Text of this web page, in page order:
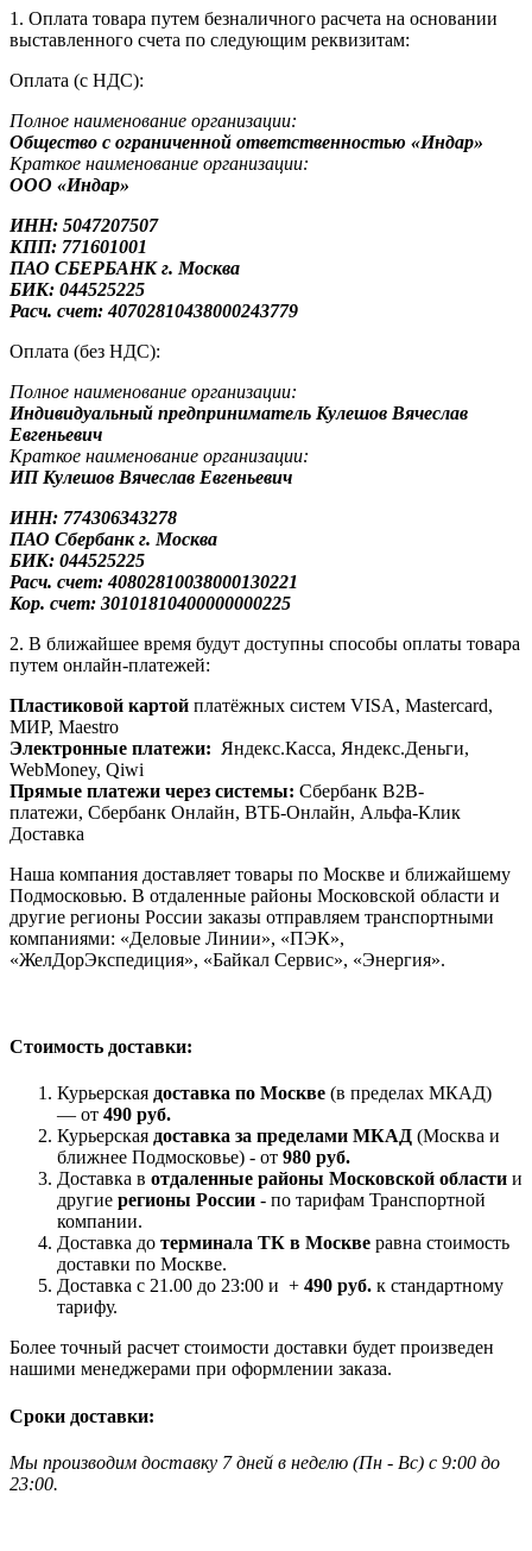
1. Оплата товара путем безналичного расчета на основании
выставленного счета по следующим реквизитам:
Оплата (с НДС):
Полное наименование организации:
Общество с ограниченной ответственностью «Индар»
Краткое наименование организации:
ООО «Индар»
ИНН: 5047207507
КПП: 771601001
ПАО СБЕРБАНК г. Москва
БИК: 044525225
Расч. счет: 40702810438000243779
Оплата (без НДС):
Полное наименование организации:
Индивидуальный предприниматель Кулешов Вячеслав
Евгеньевич
Краткое наименование организации:
ИП Кулешов Вячеслав Евгеньевич
ИНН: 774306343278
ПАО Сбербанкг. Москва
БИК: 044525225
Расч. счет: 40802810038000130221
Кор. счет: 30101810400000000225
2. В ближайшее время будут доступны способы оплаты товара
путем онлайн-платежей:
Пластиковой картой платёжных систем VISA, Mastercard,
МИР, Maestrо
Электронные платежи: Яндекс.Касса, Яндекс.Деньги,
WebMoney, Qiwi
Прямые платежи через системы: Сбербанк B2B-
платежи, Сбербанк Онлайн, ВТБ-Онлайн, Альфа-Клик
Доставка
Наша компания доставляет товары по Москве и ближайшему
Подмосковью. В отдаленные районы Московской области и
другие регионы России заказы отправляем транспортными
компаниями: «Деловые Линии», «ПЭК»,
«ЖелДорЭкспедиция», «Байкал Сервис», «Энергия».
Стоимость доставки:
Курьерская доставка по Москве (в пределах МКАД)
— от 490 руб.
Курьерская доставка за пределами МКАД (Москва и
ближнее Подмосковье) - от 980 руб.
Доставка в отдаленные районы Московской области и
другие регионы России - по тарифам Транспортной
компании.
Доставка до терминала ТК в Москве равна стоимость
доставки по Москве.
Доставка с 21.00 до 23:00 и + 490 руб. к стандартному
тарифу.
Более точный расчет стоимости доставки будет произведен
нашими менеджерами при оформлении заказа.
Сроки доставки:
Мы производим доставку 7 дней в неделю (Пн - Вс) с 9:00 до
23:00.